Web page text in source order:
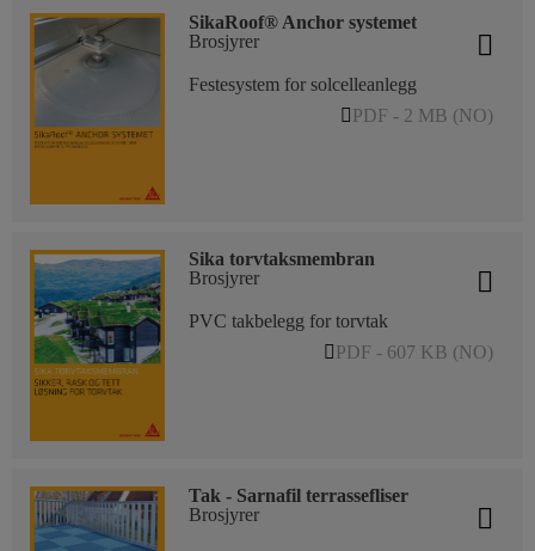
SikaRoof® Anchor systemet
Brosjyrer
Festesystem for solcelleanlegg
PDF - 2 MB (NO)
Sika torvtaksmembran
Brosjyrer
PVC takbelegg for torvtak
PDF - 607 KB (NO)
Tak - Sarnafil terrassefliser
Brosjyrer